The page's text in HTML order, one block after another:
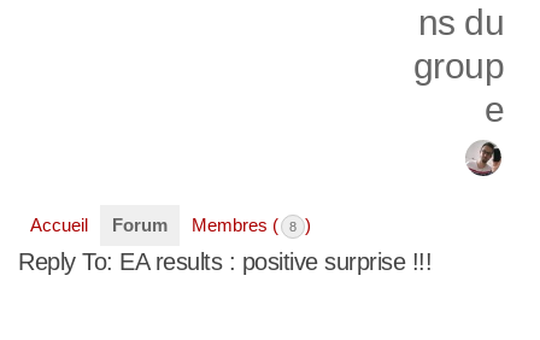
ns du
group
e
Accueil Forum Membres ( 8 )
Reply To: EA results : positive surprise !!!